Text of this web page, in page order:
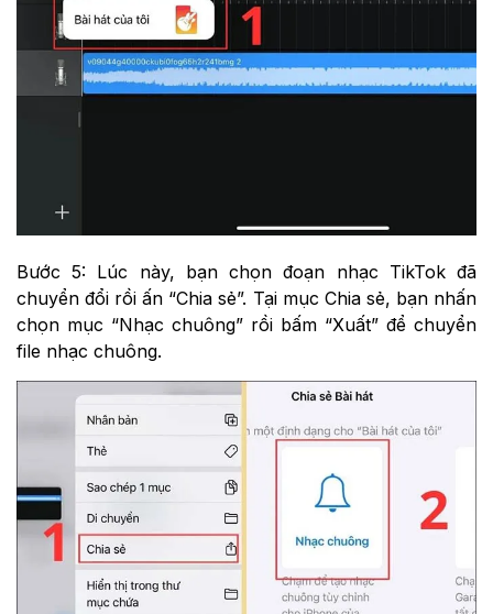
Bước 5: Lúc này, bạn chọn đoạn nhạc TikTok đã
chuyển đổi rồi ấn “Chia sẻ”. Tại mục Chia sẻ, bạn nhấn
chọn mục “Nhạc chuông” rồi bấm “Xuất” để chuyển
file nhạc chuông.